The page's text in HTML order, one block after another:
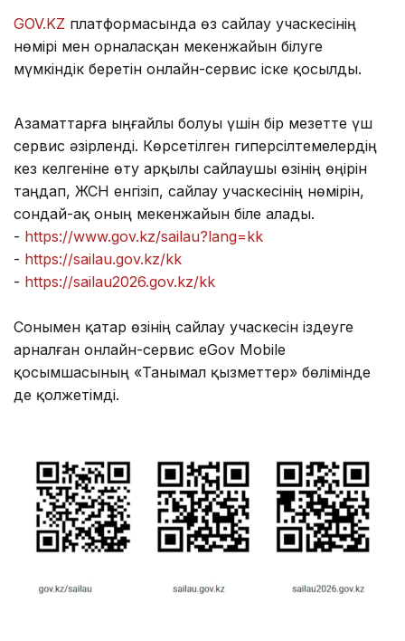
GOV.KZ платформасында өз сайлау учаскесінің
нөмірі мен орналасқан мекенжайын білуге
мүмкіндік беретін онлайн-сервис іске қосылды.
Азаматтарға ыңғайлы болуы үшін бір мезетте үш
сервис әзірленді. Көрсетілген гиперсілтемелердің
кез келгеніне өту арқылы сайлаушы өзінің өңірін
таңдап, ЖСН енгізіп, сайлау учаскесінің нөмірін,
сондай-ақ оның мекенжайын біле алады.
- https://www.gov.kz/sailau?lang=kk
- https://sailau.gov.kz/kk
- https://sailau2026.gov.kz/kk
Сонымен қатар өзінің сайлау учаскесін іздеуге
арналған онлайн-сервис eGov Mobile
қосымшасының «Танымал қызметтер» бөлімінде
де қолжетімді.